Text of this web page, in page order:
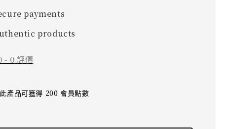
payments
products
- 0 評價
產品可獲得 200 會員點數